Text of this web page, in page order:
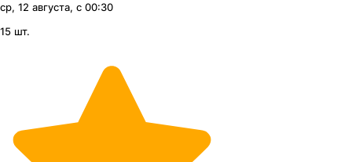
ср, 12 августа, с 00:30
15 шт.